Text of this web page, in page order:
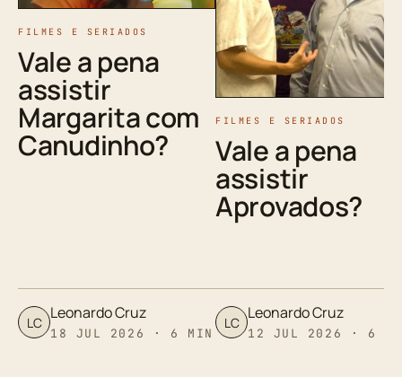
FILMES E SERIADOS
Vale a pena
assistir
Margarita com
Canudinho?
LC Leonardo Cruz
18 JUL 2026 · 6 MIN
FILMES E SERIADOS
Vale a pena
assistir
Aprovados?
LC Leonardo Cruz
12 JUL 2026 · 6